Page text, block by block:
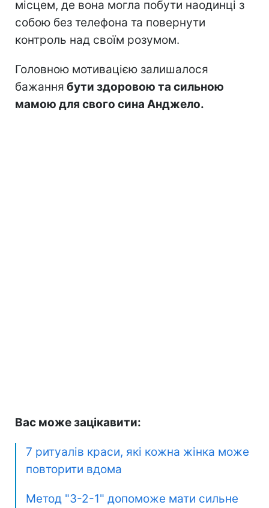
місцем, де вона могла побути наодинці з
собою без телефона та повернути
контроль над своїм розумом.
Головною мотивацією залишалося
бажання бути здоровою та сильною
мамою для свого сина Анджело.
Вас може зацікавити:
7 ритуалів краси, які кожна жінка може
повторити вдома
Метод "3-2-1" допоможе мати сильне